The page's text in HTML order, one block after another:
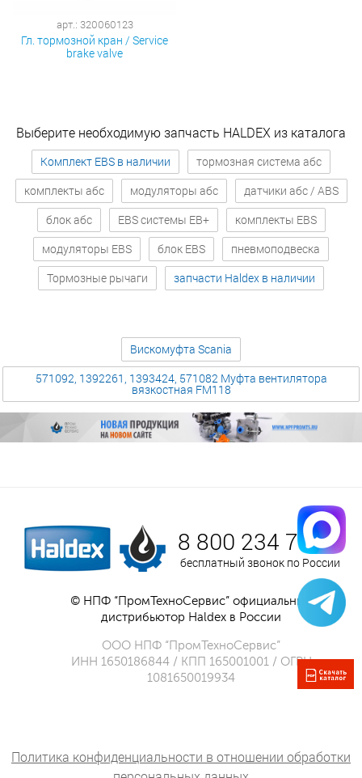
арт.: 320060123
Гл. тормозной кран / Service
brake valve
Выберите необходимую запчасть HALDEX из каталога
Комплект EBS в наличии
тормозная система абс
комплекты абс
модуляторы абс
датчики абс / ABS
блок абс
EBS системы EB+
комплекты EBS
модуляторы EBS
блок EBS
пневмоподвеска
Тормозные рычаги
запчасти Haldex в наличии
Вискомуфта Scania
571092, 1392261, 1393424, 571082 Муфта вентилятора
вязкостная FM118
8 800 234 75 52
бесплатный звонок по России
© НПФ “ПромТехноСервис” официальный
дистрибьютор Haldex в России
ООО НПФ “ПромТехноСервис”
ИНН 1650186844 / КПП 165001001 / ОГРН
1081650019934
Политика конфиденциальности в отношении обработки